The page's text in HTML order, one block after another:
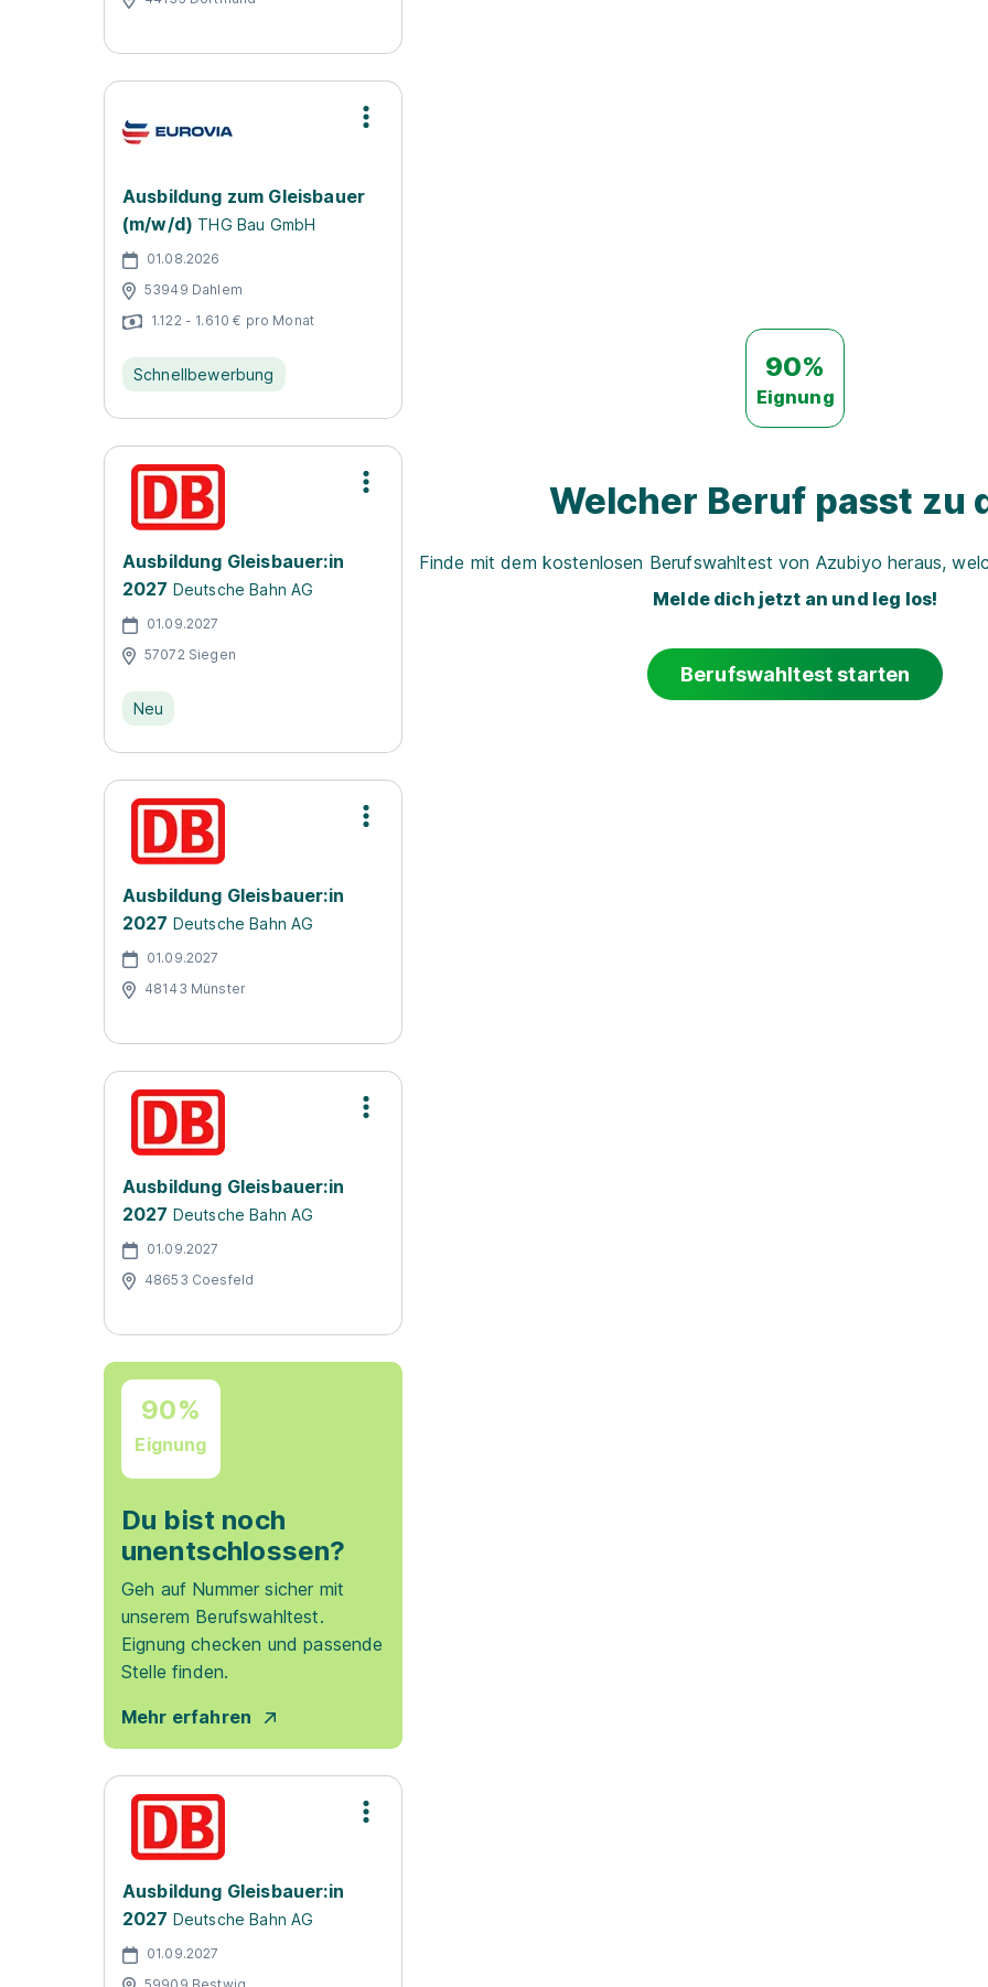
Ausbildung zum Gleisbauer
(m/w/d) THG Bau GmbH
01.08.2026
53949 Dahlem
1.122 - 1.610 € pro Monat
Schnellbewerbung
Ausbildung Gleisbauer:in
2027 Deutsche Bahn AG
01.09.2027
57072 Siegen
Neu
Ausbildung Gleisbauer:in
2027 Deutsche Bahn AG
01.09.2027
48143 Münster
Ausbildung Gleisbauer:in
2027 Deutsche Bahn AG
01.09.2027
48653 Coesfeld
90%
Eignung
Du bist noch
unentschlossen?
Geh auf Nummer sicher mit
unserem Berufswahltest.
Eignung checken und passende
Stelle finden.
Mehr erfahren
Ausbildung Gleisbauer:in
2027 Deutsche Bahn AG
01.09.2027
59909 Bestwig
90%
Eignung
Welcher Beruf passt zu
Finde mit dem kostenlosen Berufswahltest von Azubiyo heraus,
Melde dich jetzt an und leg los!
Berufswahltest starten